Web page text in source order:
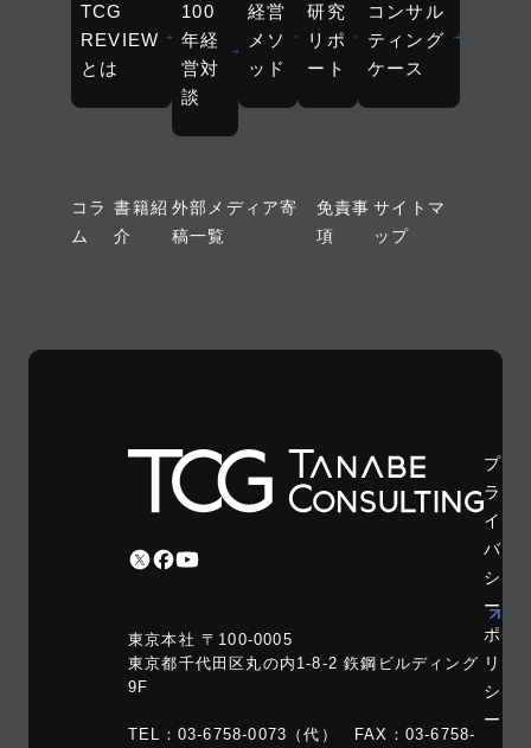
TCG
REVIEW
とは
100
年経
営対
談
経営
メソ
ッド
研究
リポ
ート
コンサル
ティング
ケース
コラ
ム
書籍紹
介
外部メディア寄
稿一覧
免責事
項
サイトマ
ップ
東京本社 〒100-0005
東京都千代田区丸の内1-8-2 鉃鋼ビルディング
9F
TEL：03-6758-0073（代） FAX：03-6758-
プ
ラ
イ
バ
シ
ー
ポ
リ
シ
ー